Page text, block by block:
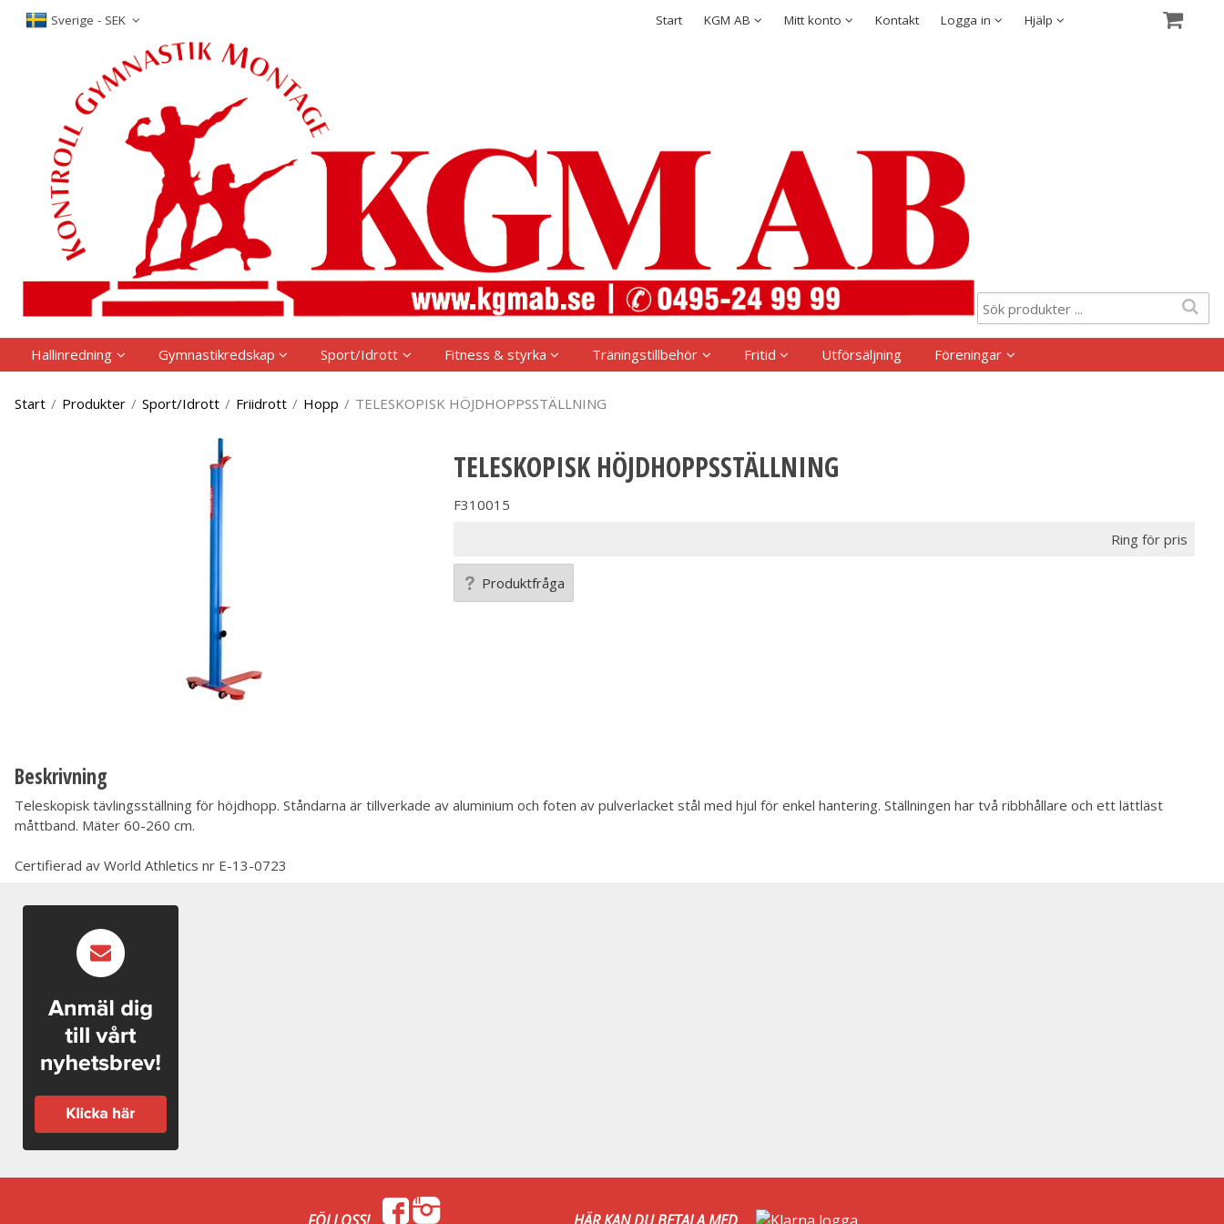
Sverige - SEK Start KGM AB
Integritetspolicy Mitt konto Kontakt Logga in
Kom ihåg mig
Glömt ditt lösenord?
Skapa nytt konto
Hjälp
Säkerhet & Cookies
Hallinredning Gymnastikredskap Sport/Idrott Fitness & styrka Träningstillbehör Fritid Utförsäljning Föreningar
Start / Produkter / Sport/Idrott / Friidrott / Hopp / TELESKOPISK HÖJDHOPPSSTÄLLNING
TELESKOPISK HÖJDHOPPSSTÄLLNING
F310015
Ring för pris
Produktfråga
Beskrivning
Teleskopisk tävlingsställning för höjdhopp. Ståndarna är tillverkade av aluminium och foten av pulverlacket stål med hjul för enkel hantering. Ställningen har två ribbhållare och ett lättläst
måttband. Mäter 60-260 cm.
Certifierad av World Athletics nr E-13-0723